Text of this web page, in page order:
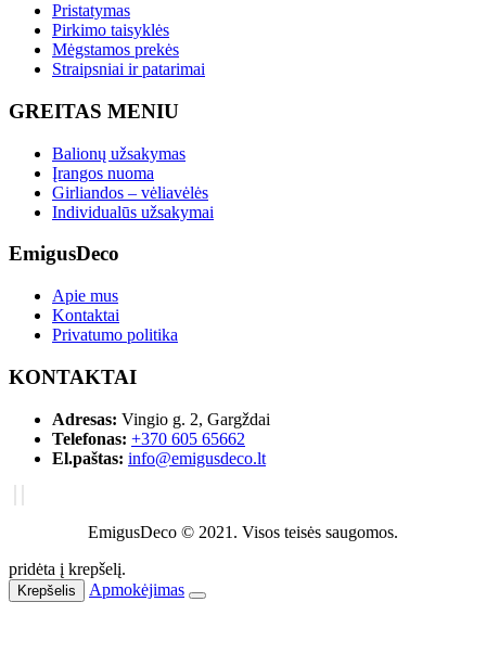
Pristatymas
Pirkimo taisyklės
Mėgstamos prekės
Straipsniai ir patarimai
GREITAS MENIU
Balionų užsakymas
Įrangos nuoma
Girliandos – vėliavėlės
Individualūs užsakymai
EmigusDeco
Apie mus
Kontaktai
Privatumo politika
KONTAKTAI
Adresas: Vingio g. 2, Gargždai
Telefonas: +370 605 65662
El.paštas: info@emigusdeco.lt
EmigusDeco © 2021. Visos teisės saugomos.
pridėta į krepšelį.
Krepšelis Apmokėjimas